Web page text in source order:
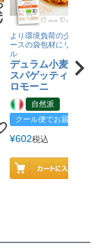
より環境負荷の少ない紙
ースの袋包材にリニュー
ル
デュラム小麦 有
スパゲッティ／ジ
ロモーニ
自然派
クール便でお届け
¥602税込